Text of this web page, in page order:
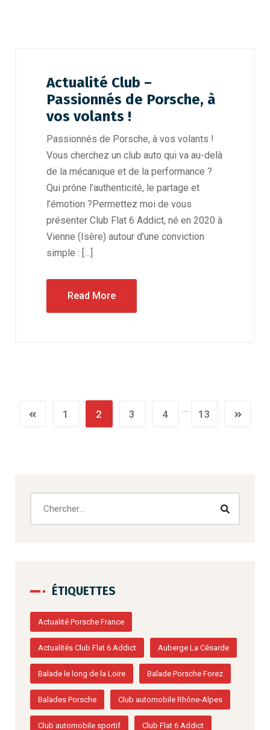
Actualité Club –
Passionnés de Porsche, à
vos volants !
Passionnés de Porsche, à vos volants !
Vous cherchez un club auto qui va au-delà
de la mécanique et de la performance ?
Qui prône l’authenticité, le partage et
l’émotion ?Permettez moi de vous
présenter Club Flat 6 Addict, né en 2020 à
Vienne (Isère) autour d’une conviction
simple : […]
Read More
1 2 3 4 … 13
ÉTIQUETTES
Actualité Porsche France
Actualités Club Flat 6 Addict Auberge La Césarde
Balade le long de la Loire Balade Porsche Forez
Balades Porsche Club automobile Rhône-Alpes
Club automobile sportif Club Flat 6 Addict